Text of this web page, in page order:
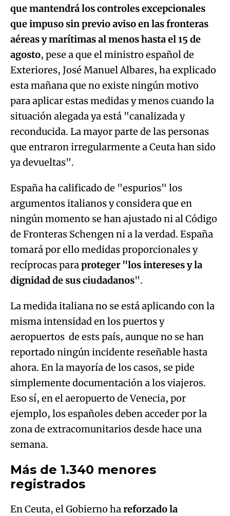
Try again
que mantendrá los controles excepcionales
que impuso sin previo aviso en las fronteras
aéreas y marítimas al menos hasta el 15 de
agosto, pese a que el ministro español de
Exteriores, José Manuel Albares, ha explicado
esta mañana que no existe ningún motivo
para aplicar estas medidas y menos cuando la
situación alegada ya está "canalizada y
reconducida. La mayor parte de las personas
que entraron irregularmente a Ceuta han sido
ya devueltas".
España ha calificado de "espurios" los
argumentos italianos y considera que en
ningún momento se han ajustado ni al Código
de Fronteras Schengen ni a la verdad. España
tomará por ello medidas proporcionales y
recíprocas paraproteger "los intereses y la
dignidad de sus ciudadanos".
La medida italiana no se está aplicando con la
misma intensidad en los puertos y
aeropuertos de ests país, aunque no se han
reportado ningún incidente reseñable hasta
ahora. En la mayoría de los casos, se pide
simplemente documentación a los viajeros.
Eso sí, en el aeropuerto de Venecia, por
ejemplo, los españoles deben acceder por la
zona de extracomunitarios desde hace una
semana.
Más de 1.340 menores
registrados
En Ceuta, el Gobierno hareforzado la